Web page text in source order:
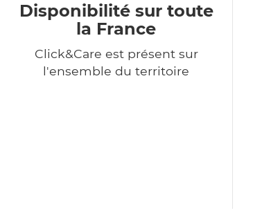
Disponibilité sur toute
la France
Click&Care est présent sur
l'ensemble du territoire